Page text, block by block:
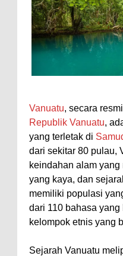
Vanuatu, secara
Republik Vanuatu,
yang terletak di
dari sekitar 80 pulau,
keindahan alam
yang kaya, dan
memiliki populasi
dari 110 bahasa
kelompok etnis yang
Sejarah Vanuatu